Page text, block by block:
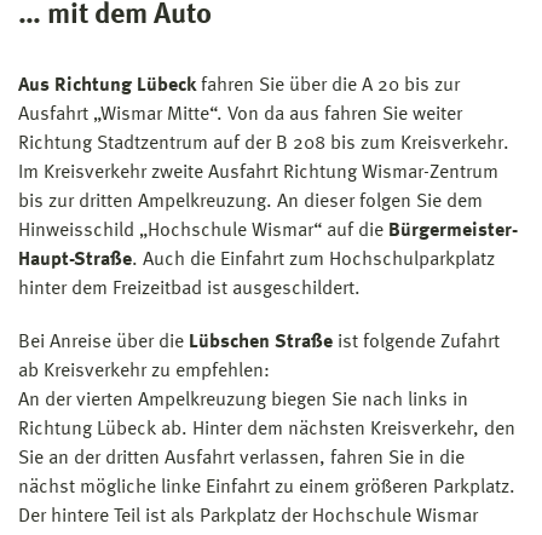
… mit dem Auto
Aus Richtung Lübeckfahren Sie über die A 20 bis zur
Ausfahrt „Wismar Mitte“. Von da aus fahren Sie weiter
Richtung Stadtzentrum auf der B 208 bis zum Kreisverkehr.
Im Kreisverkehr zweite Ausfahrt Richtung Wismar-Zentrum
bis zur dritten Ampelkreuzung. An dieser folgen Sie dem
Hinweisschild „Hochschule Wismar“ auf die Bürgermeister-
Haupt-Straße. Auch die Einfahrt zum Hochschulparkplatz
hinter dem Freizeitbad ist ausgeschildert.
Bei Anreise über die Lübschen Straße ist folgende Zufahrt
ab Kreisverkehr zu empfehlen:
An der vierten Ampelkreuzung biegen Sie nach links in
Richtung Lübeck ab. Hinter dem nächsten Kreisverkehr, den
Sie an der dritten Ausfahrt verlassen, fahren Sie in die
nächst mögliche linke Einfahrt zu einem größeren Parkplatz.
Der hintere Teil ist als Parkplatz der Hochschule Wismar